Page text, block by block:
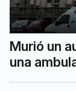
Murió un
una